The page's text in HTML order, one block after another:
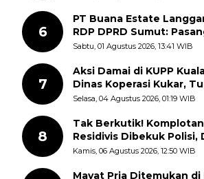
6
PT Buana Estate
RDP DPRD Sumut:
Batas Sepihak Tanpa
Sabtu, 01 Agustus 2026, 13:41 WIB
7
Aksi Damai di KUPP
Dinas Koperasi Kukar,
dan Kesempatan Kerja
Selasa, 04 Agustus 2026, 01:19 WIB
8
Tak Berkutik!
Residivis Dibekuk Polisi,
Curanmor Di Candipuro
Kamis, 06 Agustus 2026, 12:50 WIB
Mayat Pria Ditemukan di